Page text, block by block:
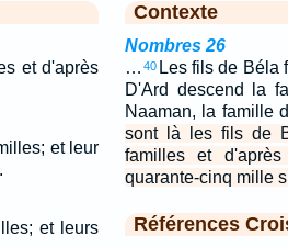
et d'après
et leur
et leurs
Contexte
Nombres 26
… 40 Les fils de Béla
D'Ard descend la
Naaman, la famille
sont là les fils de
familles et d'après
quarante-cinq mille
Références